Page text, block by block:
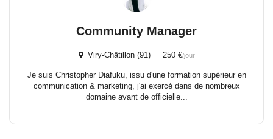
Community Manager
Viry-Châtillon (91) 250 €/jour
Je suis Christopher Diafuku, issu d'une formation supérieur en
communication & marketing, j'ai exercé dans de nombreux
domaine avant de officielle...